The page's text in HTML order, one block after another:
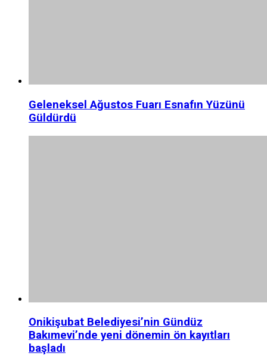
Geleneksel Ağustos Fuarı Esnafın Yüzünü
Güldürdü
Onikişubat Belediyesi’nin Gündüz
Bakımevi’nde yeni dönemin ön kayıtları
başladı